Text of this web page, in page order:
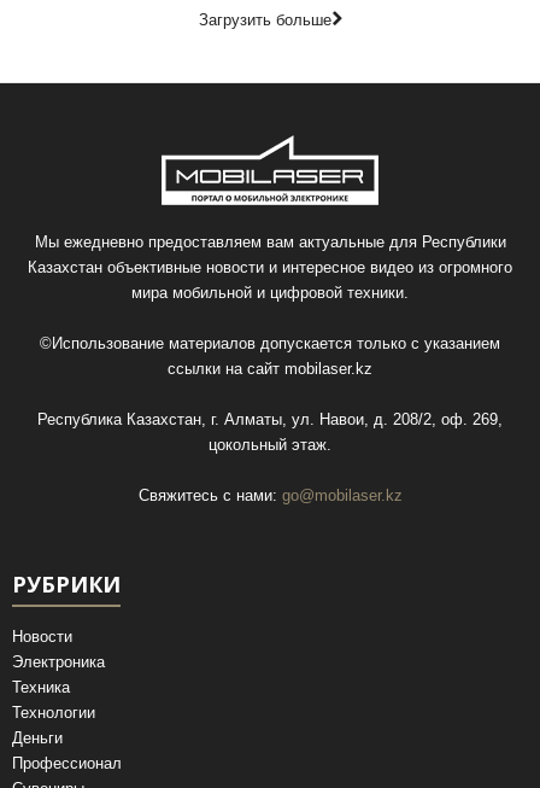
Загрузить больше
Мы ежедневно предоставляем вам актуальные для Республики
Казахстан объективные новости и интересное видео из огромного
мира мобильной и цифровой техники.
©Использование материалов допускается только с указанием
ссылки на сайт mobilaser.kz
Республика Казахстан, г. Алматы, ул. Навои, д. 208/2, оф. 269,
цокольный этаж.
Свяжитесь с нами: go@mobilaser.kz
РУБРИКИ
Новости
Электроника
Техника
Технологии
Деньги
Профессионал